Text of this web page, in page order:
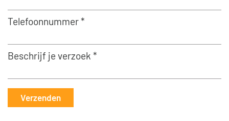
Telefoonnummer *
Beschrijf je verzoek *
Verzenden